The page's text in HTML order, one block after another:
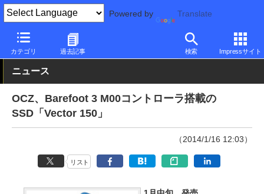
Powered by Translate
カテゴリ 過去記事 検索 Impressサイト
PC Watch 半導体/周辺機器
ニュース
OCZ、Barefoot 3 M00コントローラ搭載の
SSD「Vector 150」
（2014/1/16 12:03）
リスト